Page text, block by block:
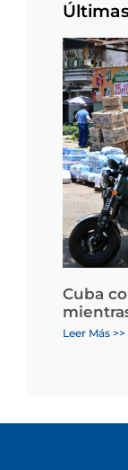
Cuba
Leer Más >>